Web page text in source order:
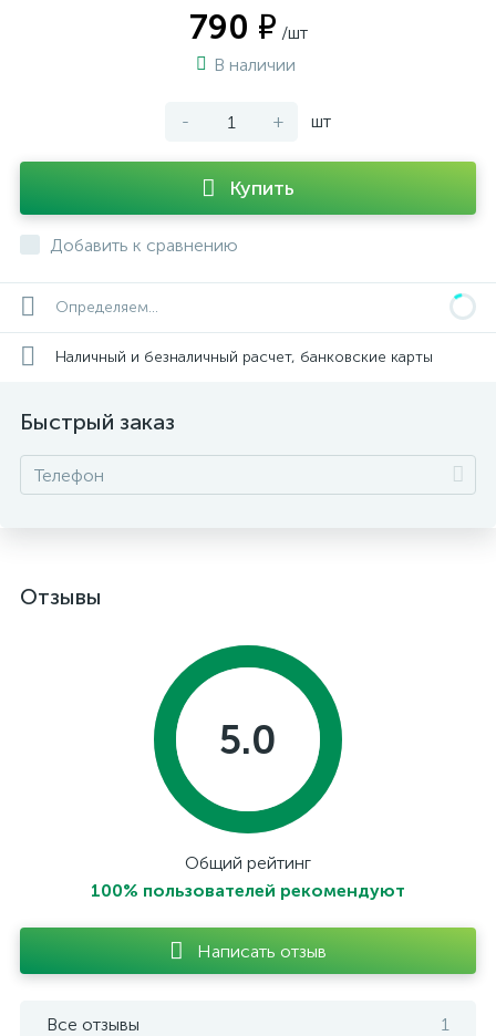
790 ₽ /шт
В наличии
- + шт
Купить
Добавить к сравнению
Определяем...
Наличный и безналичный расчет, банковские карты
Быстрый заказ
Отзывы
5.0
Общий рейтинг
100% пользователей рекомендуют
Написать отзыв
Все отзывы 1